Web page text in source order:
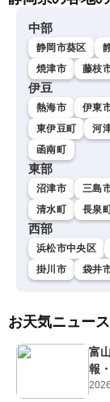
中部
静岡市葵区
焼津市
藤枝
伊豆
熱海市 伊東
東伊豆町
河
函南町
東部
沼津市 三島
清水町
長泉
西部
浜松市中央区
掛川市
袋井
お天気ニュース
富
報